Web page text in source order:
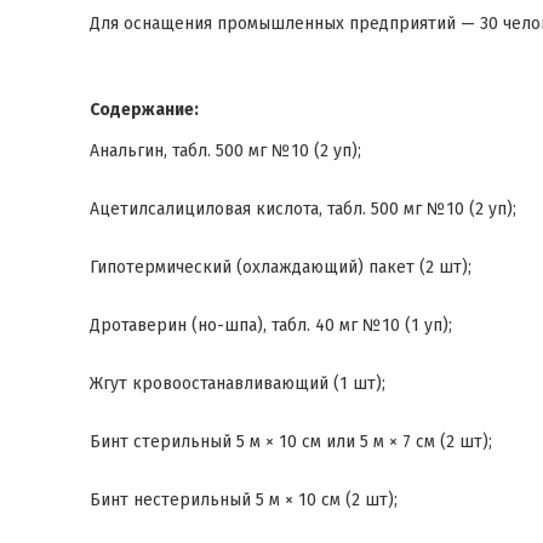
Для оснащения промышленных предприятий — 30
Содержание:
Анальгин, табл. 500 мг №10 (2 уп);
Ацетилсалициловая кислота, табл. 500 мг №10 (2 уп);
Гипотермический (охлаждающий) пакет (2 шт);
Дротаверин (но-шпа), табл. 40 мг №10 (1 уп);
Жгут кровоостанавливающий (1 шт);
Бинт стерильный 5 м × 10 см или 5 м × 7 см (2 шт);
Бинт нестерильный 5 м × 10 см (2 шт);